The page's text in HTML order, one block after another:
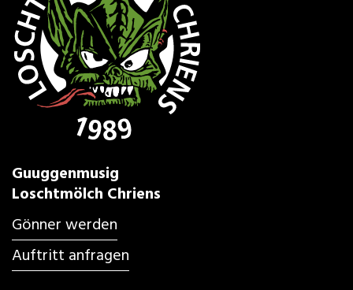
Guuggenmusig
Loschtmölch Chriens
Gönner werden
Auftritt anfragen